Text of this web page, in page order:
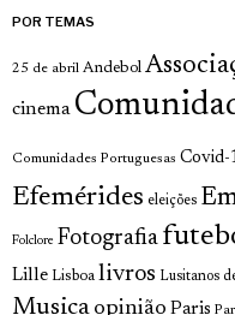
POR TEMAS
25 de abril Andebol
cinema
Comunidades Portuguesas Covid-
Efemérides eleições
Folclore Fotografia
Lille Lisboa livros Lusitanos
Musica opinião Paris